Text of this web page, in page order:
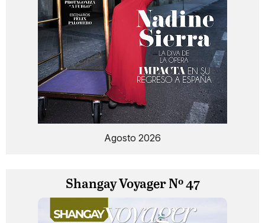
Agosto 2026
Shangay Voyager Nº 47